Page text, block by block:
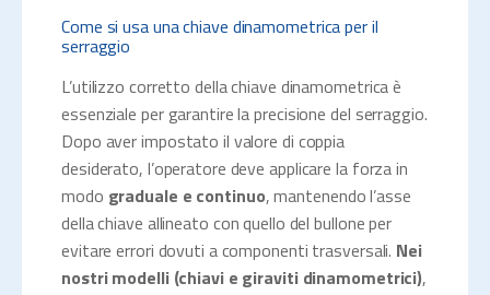
Come si usa una chiave dinamometrica per il
serraggio
L’utilizzo corretto della chiave dinamometrica è
essenziale per garantire la precisione del serraggio.
Dopo aver impostato il valore di coppia
desiderato, l’operatore deve applicare la forza in
modo graduale e continuo, mantenendo l’asse
della chiave allineato con quello del bullone per
evitare errori dovuti a componenti trasversali. Nei
nostri modelli (chiavi e giraviti dinamometrici),